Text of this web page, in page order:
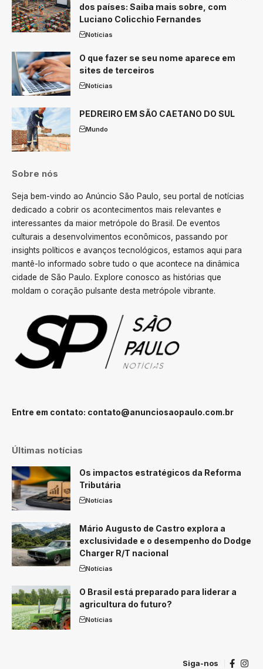
dos países: Saiba mais sobre, com
Luciano Colicchio Fernandes
Notícias
O que fazer se seu nome aparece em
sites de terceiros
Notícias
PEDREIRO EM SÃO CAETANO DO SUL
Mundo
Sobre nós
Seja bem-vindo ao Anúncio São Paulo, seu portal de notícias
dedicado a cobrir os acontecimentos mais relevantes e
interessantes da maior metrópole do Brasil. De eventos
culturais a desenvolvimentos econômicos, passando por
insights políticos e avanços tecnológicos, estamos aqui para
mantê-lo informado sobre tudo o que acontece na dinâmica
cidade de São Paulo. Explore conosco as histórias que
moldam o coração pulsante desta metrópole vibrante.
Entre em contato: contato@anunciosaopaulo.com.br
Últimas notícias
Os impactos estratégicos da Reforma
Tributária
Notícias
Mário Augusto de Castro explora a
exclusividade e o desempenho do Dodge
Charger R/T nacional
Notícias
O Brasil está preparado para liderar a
agricultura do futuro?
Notícias
Siga-nos